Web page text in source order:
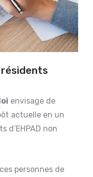
résidents
envisage de
actuelle en un
d’EHPAD non
personnes de